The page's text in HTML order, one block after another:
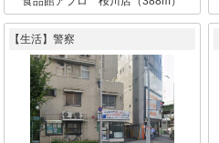
【生活】警察